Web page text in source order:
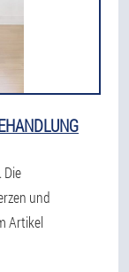
Die
und
Artikel